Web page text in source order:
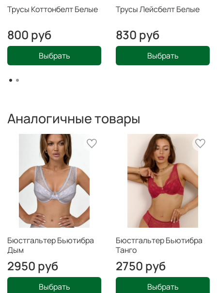
Трусы Коттонбелт Белые
800 руб
Выбрать
Трусы Лейсбелт Белые
830 руб
Выбрать
Аналогичные товары
Бюстгальтер Бьютибра
Дым
2950 руб
Выбрать
Бюстгальтер Бьютибра
Танго
2750 руб
Выбрать